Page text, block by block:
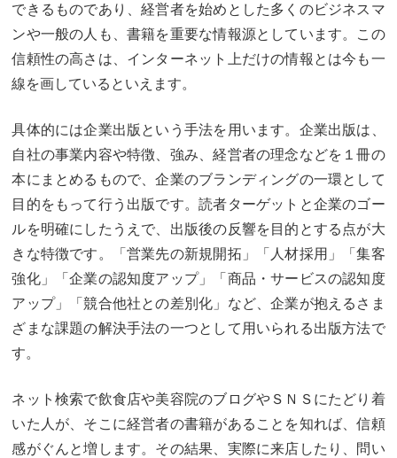
できるものであり、経営者を始めとした多くのビジネスマ
ンや一般の人も、書籍を重要な情報源としています。この
信頼性の高さは、インターネット上だけの情報とは今も一
線を画しているといえます。
具体的には企業出版という手法を用います。企業出版は、
自社の事業内容や特徴、強み、経営者の理念などを１冊の
本にまとめるもので、企業のブランディングの一環として
目的をもって行う出版です。読者ターゲットと企業のゴー
ルを明確にしたうえで、出版後の反響を目的とする点が大
きな特徴です。「営業先の新規開拓」「人材採用」「集客
強化」「企業の認知度アップ」「商品・サービスの認知度
アップ」「競合他社との差別化」など、企業が抱えるさま
ざまな課題の解決手法の一つとして用いられる出版方法で
す。
ネット検索で飲食店や美容院のブログやＳＮＳにたどり着
いた人が、そこに経営者の書籍があることを知れば、信頼
感がぐんと増します。その結果、実際に来店したり、問い